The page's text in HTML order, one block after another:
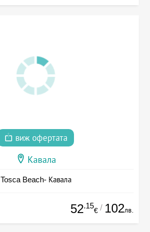
виж офертата
Кавала
Tosca Beach- Кавала
52.15
€ / 102лв.